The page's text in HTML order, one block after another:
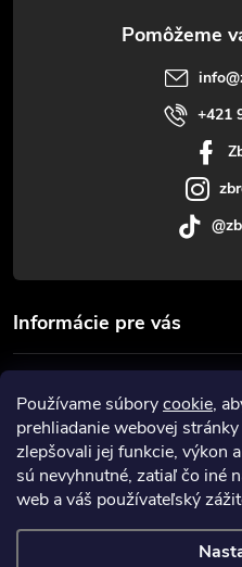
Používame súborycookie,
prehliadanie webovej
zlepšovali jej funkcie, výkon
sú nevyhnutné, zatiaľ čo iné
web a váš používateľský
Informácie pre vás
Prijímame online platby
info@
+421